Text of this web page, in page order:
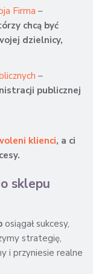
Firma –
chcą być
dzielnicy,
–
publicznej
klienci, a ci
sklepu
osiągał sukcesy,
strategię,
i przyniesie realne